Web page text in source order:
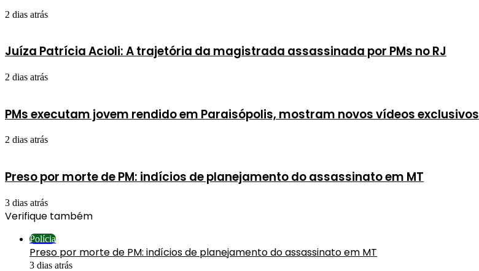
2 dias atrás
Juíza Patrícia Acioli: A trajetória da magistrada assassinada por PMs no RJ
2 dias atrás
PMs executam jovem rendido em Paraisópolis, mostram novos vídeos exclusivos
2 dias atrás
Preso por morte de PM: indícios de planejamento do assassinato em MT
3 dias atrás
Verifique também
Polícia
Preso por morte de PM: indícios de planejamento do assassinato em MT
3 dias atrás